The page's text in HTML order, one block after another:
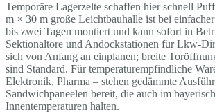
Temporäre Lagerzelte schaffen hier schnell
m × 30 m große Leichtbauhalle ist bei
bis zwei Tagen montiert und kann sofort in
Sektionaltore und Andockstationen für Lkw-
sich von Anfang an einplanen; breite
sind Standard. Für temperaturempfindliche
Elektronik, Pharma – stehen gedämmte
Sandwichpaneelen bereit, die auch im
Innentemperaturen halten.